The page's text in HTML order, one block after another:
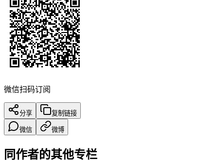
微信扫码订阅
分享 复制链接
微信 微博
同作者的其他专栏